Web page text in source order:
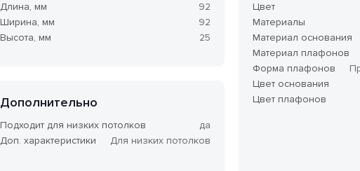
Длина, мм
92
Ширина, мм
92
Высота, мм
25
Дополнительно
Подходит для низких потолков
да
Доп. характеристики
Для низких потолков
Цвет
Материалы
Материал основания
Материал плафонов
Форма плафонов
Цвет основания
Цвет плафонов